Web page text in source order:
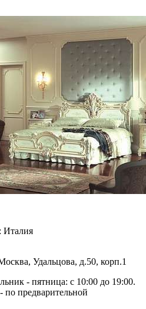
Италия
, Удальцова, д.50, корп.1
- пятница: с 10:00 до 19:00.
по предварительной